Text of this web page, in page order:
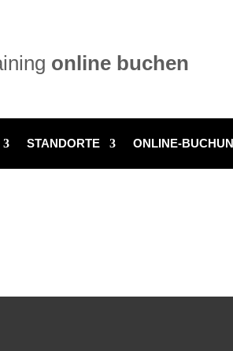
online buchen
STANDORTE ONLINE-